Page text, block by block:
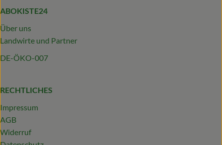
ABOKISTE24
Über uns
Landwirte und Partner
DE-ÖKO-007
RECHTLICHES
Impressum
AGB
Widerruf